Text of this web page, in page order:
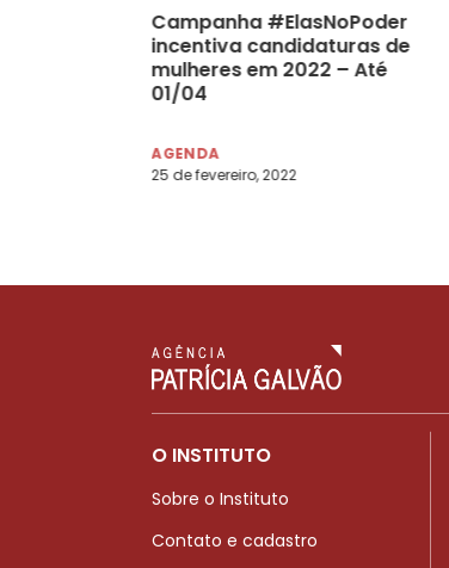
Campanha #ElasNoPoder
incentiva candidaturas de
mulheres em 2022 – Até
01/04
AGENDA
25 de fevereiro, 2022
O INSTITUTO
Sobre o Instituto
Contato e cadastro